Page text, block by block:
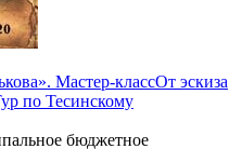
Мастер-классОт эскиза
по Тесинскому
бюджетное